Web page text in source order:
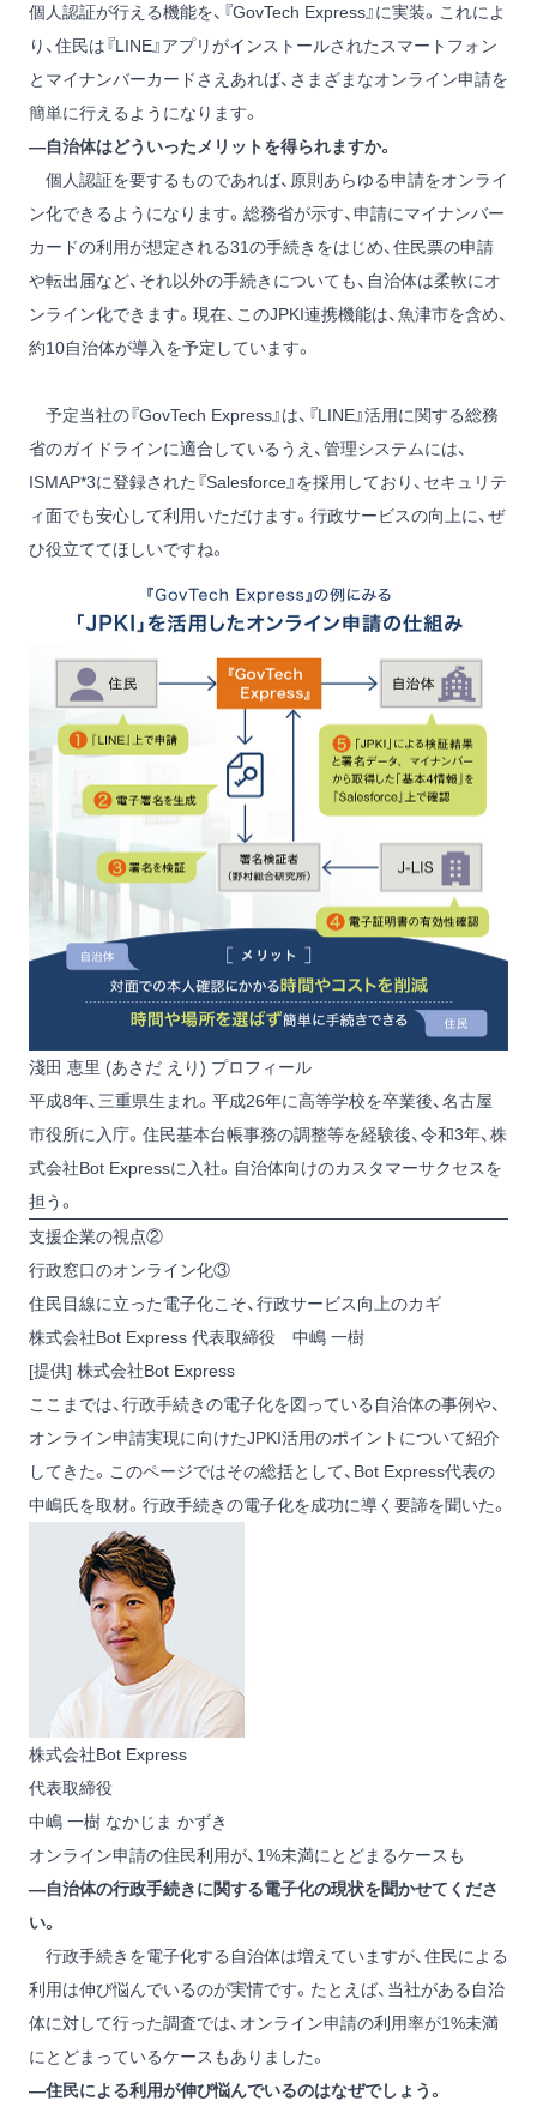
個人認証が行える機能を、『GovTech Express』に実装。これによ
り、住民は『LINE』アプリがインストールされたスマートフォン
とマイナンバーカードさえあれば、さまざまなオンライン申請を
簡単に行えるようになります。
―自治体はどういったメリットを得られますか。
個人認証を要するものであれば、原則あらゆる申請をオンライ
ン化できるようになります。総務省が示す、申請にマイナンバー
カードの利用が想定される31の手続きをはじめ、住民票の申請
や転出届など、それ以外の手続きについても、自治体は柔軟にオ
ンライン化できます。現在、このJPKI連携機能は、魚津市を含め、
約10自治体が導入を予定しています。
予定当社の『GovTech Express』は、『LINE』活用に関する総務
省のガイドラインに適合しているうえ、管理システムには、
ISMAP*3に登録された『Salesforce』を採用しており、セキュリテ
ィ面でも安心して利用いただけます。行政サービスの向上に、ぜ
ひ役立ててほしいですね。
淺田 恵里 (あさだ えり) プロフィール
平成8年、三重県生まれ。平成26年に高等学校を卒業後、名古屋
市役所に入庁。住民基本台帳事務の調整等を経験後、令和3年、株
式会社Bot Expressに入社。自治体向けのカスタマーサクセスを
担う。
支援企業の視点②
行政窓口のオンライン化③
住民目線に立った電子化こそ、行政サービス向上のカギ
株式会社Bot Express 代表取締役 中嶋 一樹
[提供] 株式会社Bot Express
ここまでは、行政手続きの電子化を図っている自治体の事例や、
オンライン申請実現に向けたJPKI活用のポイントについて紹介
してきた。このページではその総括として、Bot Express代表の
中嶋氏を取材。行政手続きの電子化を成功に導く要諦を聞いた。
株式会社Bot Express
代表取締役
中嶋 一樹 なかじま かずき
オンライン申請の住民利用が、1%未満にとどまるケースも
―自治体の行政手続きに関する電子化の現状を聞かせてくださ
い。
行政手続きを電子化する自治体は増えていますが、住民による
利用は伸び悩んでいるのが実情です。たとえば、当社がある自治
体に対して行った調査では、オンライン申請の利用率が1%未満
にとどまっているケースもありました。
―住民による利用が伸び悩んでいるのはなぜでしょう。